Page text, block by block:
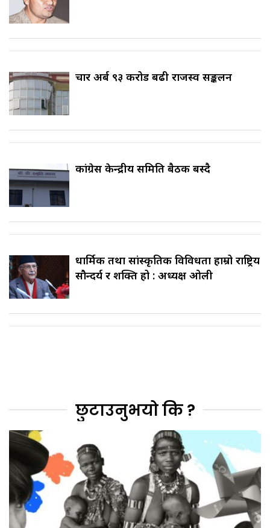
चार अर्ब ९३ करोड बढी राजस्व सङ्कलन
कांग्रेस केन्द्रीय समिति बैठक बस्दै
धार्मिक तथा सांस्कृतिक विविधता हाम्रो राष्ट्रिय
सौन्दर्य र शक्ति हो : अध्यक्ष ओली
छुटाउनुभयो कि ?